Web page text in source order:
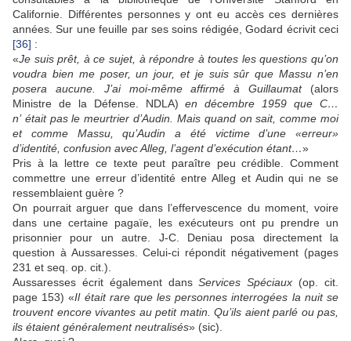
Californie. Différentes personnes y ont eu accès ces dernières
années. Sur une feuille par ses soins rédigée, Godard écrivit ceci
[36] :
«Je suis prêt, à ce sujet, à répondre à toutes les questions qu’on
voudra bien me poser, un jour, et je suis sûr que Massu n’en
posera aucune. J’ai moi-même affirmé à Guillaumat (alors
Ministre de la Défense. NDLA) en décembre 1959 que C…
n’ était pas le meurtrier d’Audin. Mais quand on sait, comme moi
et comme Massu, qu’Audin a été victime d’une «erreur»
d’identité, confusion avec Alleg, l’agent d’exécution étant…»
Pris à la lettre ce texte peut paraître peu crédible. Comment
commettre une erreur d’identité entre Alleg et Audin qui ne se
ressemblaient guère ?
On pourrait arguer que dans l’effervescence du moment, voire
dans une certaine pagaïe, les exécuteurs ont pu prendre un
prisonnier pour un autre. J-C. Deniau posa directement la
question à Aussaresses. Celui-ci répondit négativement (pages
231 et seq. op. cit.).
Aussaresses écrit également dansServices Spéciaux (op. cit.
page 153) «Il était rare que les personnes interrogées la nuit se
trouvent encore vivantes au petit matin. Qu’ils aient parlé ou pas,
ils étaient généralement neutralisés» (sic).